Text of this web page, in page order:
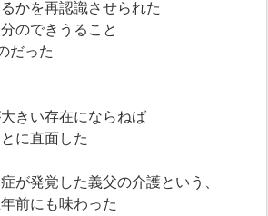
かを再認識させられた
のできうること
だった
きい存在にならねば
に直面した
が発覚した義父の介護という、
前にも味わった